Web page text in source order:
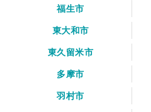
福生市
東大和市
東久留米市
多摩市
羽村市